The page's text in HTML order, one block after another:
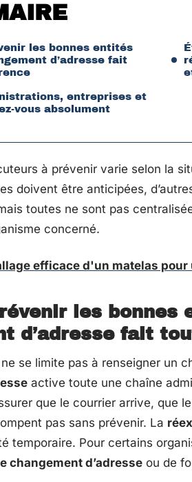
les bonnes entités
d’adresse fait
entreprises et
vous absolument
à prévenir varie selon la
doivent être anticipées,
toutes ne sont pas
concerné.
efficace d'un matelas
les bonnes
d’adresse fait
ne se limite pas à renseigner un
active toute une chaîne
que le courrier arrive, que
pas sans prévenir. La
temporaire. Pour certains
changement d’adresse ou de